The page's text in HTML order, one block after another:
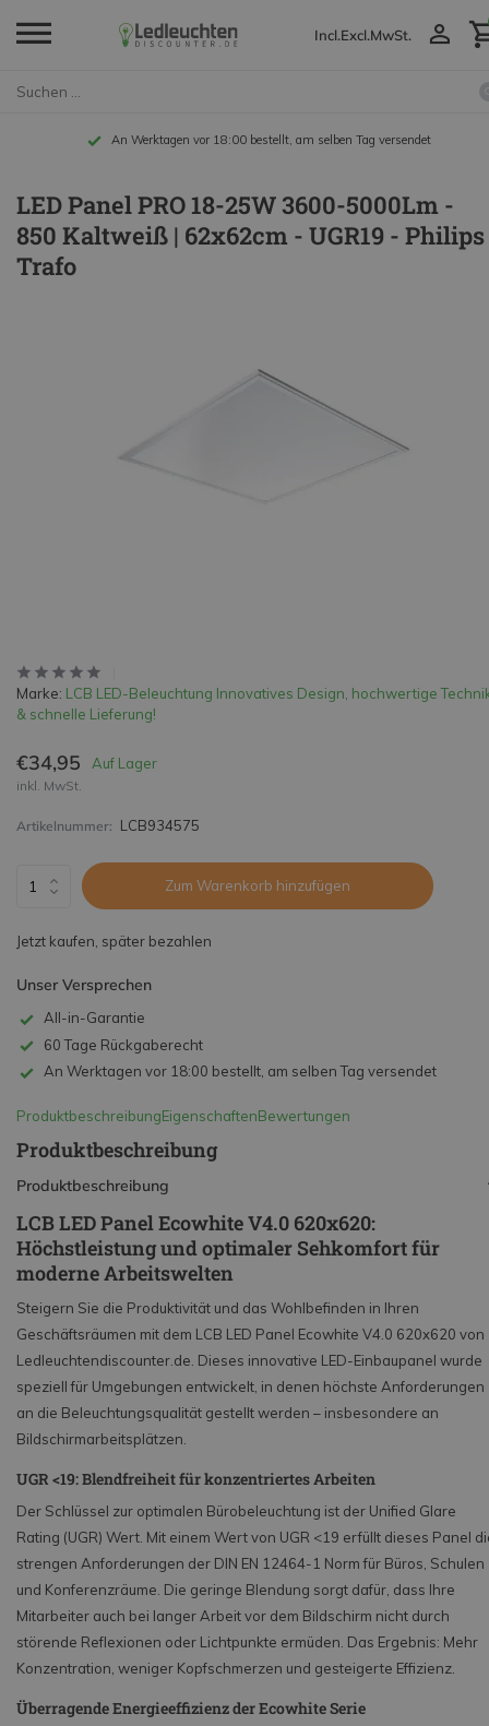
Incl.Excl.MwSt.
An Werktagen vor 18:00 bestellt, am selben Tag versendet
LED Panel PRO 18-25W 3600-5000Lm -
850 Kaltweiß | 62x62cm - UGR19 - Philips
Trafo
Marke: LCB LED-Beleuchtung Innovatives Design, hochwertige
& schnelle Lieferung!
€34,95 Auf Lager
inkl. MwSt.
Artikelnummer: LCB934575
Zum Warenkorb hinzufügen
Jetzt kaufen, später bezahlen
Unser Versprechen
All-in-Garantie
60 Tage Rückgaberecht
An Werktagen vor 18:00 bestellt, am selben Tag versendet
ProduktbeschreibungEigenschaftenBewertungen
Produktbeschreibung
Produktbeschreibung
LCB LED Panel Ecowhite V4.0 620x620:
Höchstleistung und optimaler Sehkomfort für
moderne Arbeitswelten
Steigern Sie die Produktivität und das Wohlbefinden in Ihren
Geschäftsräumen mit dem LCB LED Panel Ecowhite V4.0 620x620 von
Ledleuchtendiscounter.de. Dieses innovative LED-Einbaupanel wurde
speziell für Umgebungen entwickelt, in denen höchste Anforderungen
an die Beleuchtungsqualität gestellt werden – insbesondere an
Bildschirmarbeitsplätzen.
UGR <19: Blendfreiheit für konzentriertes Arbeiten
Der Schlüssel zur optimalen Bürobeleuchtung ist der Unified Glare
Rating (UGR) Wert. Mit einem Wert von UGR <19 erfüllt dieses Panel
strengen Anforderungen der DIN EN 12464-1 Norm für Büros, Schulen
und Konferenzräume. Die geringe Blendung sorgt dafür, dass Ihre
Mitarbeiter auch bei langer Arbeit vor dem Bildschirm nicht durch
störende Reflexionen oder Lichtpunkte ermüden. Das Ergebnis: Mehr
Konzentration, weniger Kopfschmerzen und gesteigerte Effizienz.
Überragende Energieeffizienz der Ecowhite Serie